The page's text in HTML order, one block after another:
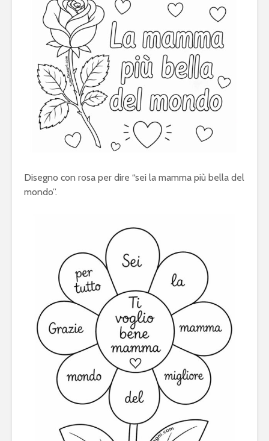
Disegno con rosa per dire “sei la mamma più bella del
mondo”.